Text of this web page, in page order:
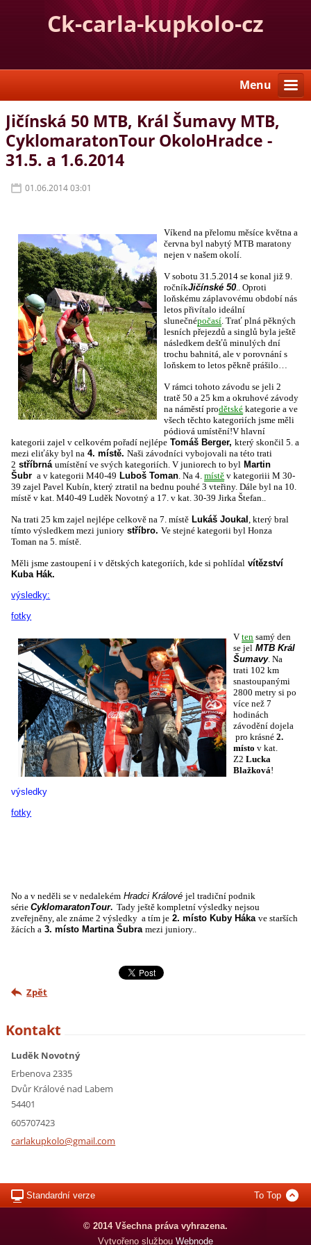
Ck-carla-kupkolo-cz
Menu
Jičínská 50 MTB, Král Šumavy MTB,
CyklomaratonTour OkoloHradce -
31.5. a 1.6.2014
01.06.2014 03:01
Víkend na přelomu měsíce května a
června byl nabytý MTB maratony
nejen v našem okolí.
V sobotu 31.5.2014 se konal již 9.
ročníkJičínské 50.. Oproti
loňskému záplavovému období nás
letos přivítalo ideální
slunečnépočasí. Trať plná pěkných
lesních přejezdů a singlů byla ještě
následkem dešťů minulých dní
trochu bahnitá, ale v porovnání s
loňskem to letos pěkně prášilo…
V rámci tohoto závodu se jeli 2
tratě 50 a 25 km a okruhové závody
na náměstí prodětské kategorie a ve
všech těchto kategoriích jsme měli
pódiová umístění!V hlavní
kategorii zajel v celkovém pořadí nejlépe Tomáš Berger, který skončil 5. a
mezi eliťáky byl na 4. místě. Naši závodníci vybojovali na této trati
2 stříbrná umístění ve svých kategoriích. V juniorech to byl Martin
Šubr a v kategorii M40-49 Luboš Toman. Na 4.místě v kategoriii M 30-
39 zajel Pavel Kubín, který ztratil na bednu pouhé 3 vteřiny. Dále byl na 10.
místě v kat. M40-49 Luděk Novotný a 17. v kat. 30-39 Jirka Štefan..
Na trati 25 km zajel nejlépe celkově na 7. místě Lukáš Joukal, který bral
tímto výsledkem mezi juniory stříbro.Ve stejné kategorii byl Honza
Toman na 5. místě.
Měli jsme zastoupení i v dětských kategoriích, kde si pohlídal vítězství
Kuba Hák.
výsledky:
fotky
Vten samý den
se jel MTB Král
Šumavy. Na
trati 102 km
snastoupanými
2800 metry si po
více než 7
hodinách
závodění dojela
pro krásné2.
místo v kat.
Z2Lucka
Blažková!
výsledky
fotky
No a v neděli se v nedalekém Hradci Králové jel tradiční podnik
sérieCyklomaratonTour. Tady ještě kompletní výsledky nejsou
zveřejněny, ale známe 2 výsledky a tím je 2. místo Kuby Háka ve starších
žácích a 3. místo Martina Šubra mezi juniory..
Zpět
Kontakt
Luděk Novotný
Erbenova 2335
Dvůr Králové nad Labem
54401
605707423
carlakupkolo@gmail.com
Standardní verze To Top
© 2014 Všechna práva vyhrazena.
Vytvořeno službou Webnode